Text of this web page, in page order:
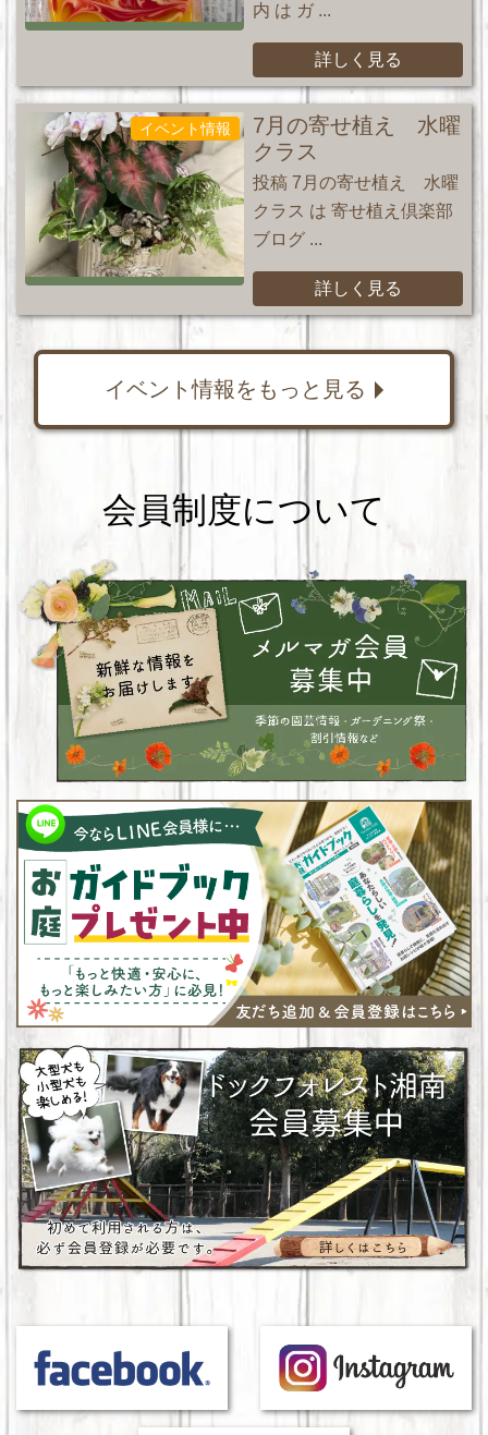
内 は ガ ...
詳しく見る
イベント情報
7月の寄せ植え 水曜
クラス
投稿 7月の寄せ植え 水曜
クラス は 寄せ植え倶楽部
ブログ ...
詳しく見る
イベント情報をもっと見る
会員制度について